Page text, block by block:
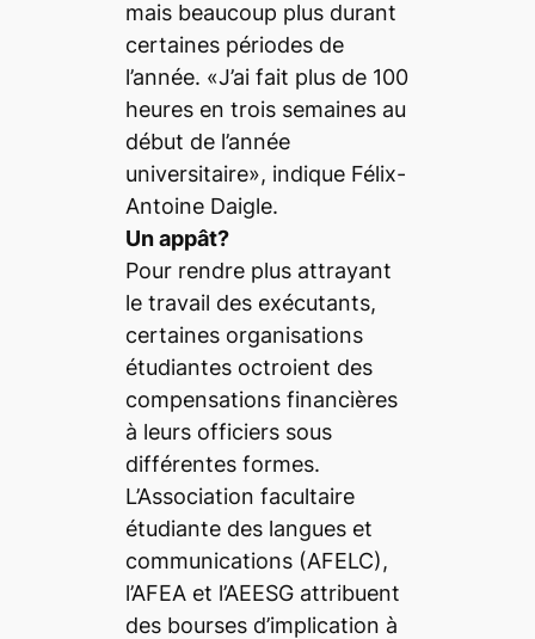
mais beaucoup plus durant
certaines périodes de
l’année. «J’ai fait plus de 100
heures en trois semaines au
début de l’année
universitaire», indique Félix-
Antoine Daigle.
Un appât?
Pour rendre plus attrayant
le travail des exécutants,
certaines organisations
étudiantes octroient des
compensations financières
à leurs officiers sous
différentes formes.
L’Association facultaire
étudiante des langues et
communications (AFELC),
l’AFEA et l’AEESG attribuent
des bourses d’implication à